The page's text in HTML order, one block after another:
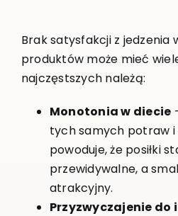
Brak satysfakcji z jedzenia
produktów może mieć
najczęstszych należą:
Monotonia w diecie
tych samych potraw i
powoduje, że posiłki
przewidywalne, a
atrakcyjny.
Przyzwyczajenie do